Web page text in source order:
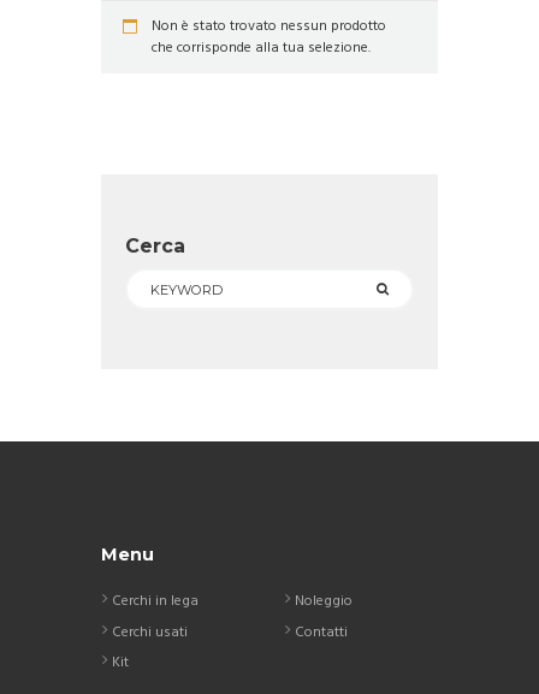
Non è stato trovato nessun prodotto
che corrisponde alla tua selezione.
Cerca
Menu
Cerchi in lega
Cerchi usati
Kit
Noleggio
Contatti